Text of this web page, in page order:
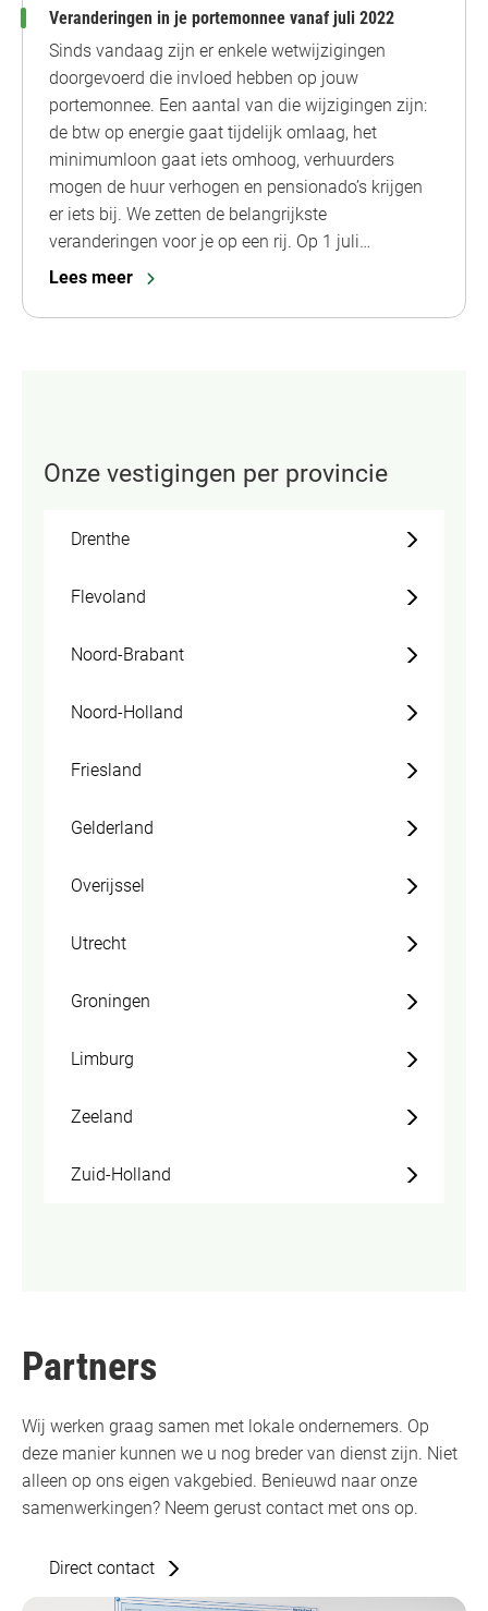
Veranderingen in je portemonnee vanaf juli 2022
Sinds vandaag zijn er enkele wetwijzigingen
doorgevoerd die invloed hebben op jouw
portemonnee. Een aantal van die wijzigingen zijn:
de btw op energie gaat tijdelijk omlaag, het
minimumloon gaat iets omhoog, verhuurders
mogen de huur verhogen en pensionado’s krijgen
er iets bij. We zetten de belangrijkste
veranderingen voor je op een rij. Op 1 juli…
Lees meer
Onze vestigingen per provincie
Drenthe
Flevoland
Noord-Brabant
Noord-Holland
Friesland
Gelderland
Overijssel
Utrecht
Groningen
Limburg
Zeeland
Zuid-Holland
Partners
Wij werken graag samen met lokale ondernemers. Op
deze manier kunnen we u nog breder van dienst zijn. Niet
alleen op ons eigen vakgebied. Benieuwd naar onze
samenwerkingen? Neem gerust contact met ons op.
Direct contact